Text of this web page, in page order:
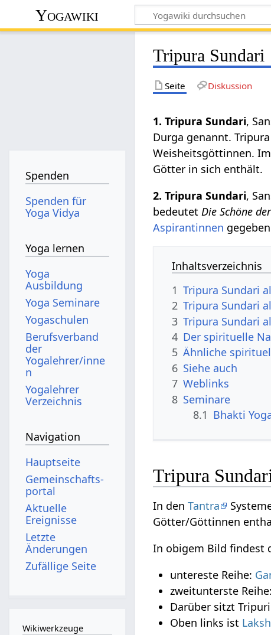
Yogawiki
Tripura Sundari
Seite Diskussion
1. Tripura Sundari,
Durga genannt.
Weisheitsgöttinnen.
Götter in sich enthält.
2. Tripura Sundari,
bedeutet Die Schöne
Aspirantinnen
Inhaltsverzeichnis
1 Tripura Sundari
2 Tripura Sundari
3 Tripura Sundari
4 Der spirituelle
5 Ähnliche
6 Siehe auch
7 Weblinks
8 Seminare
8.1 Bhakti
Tripura
In denTantra
Götter/Göttinnen
In obigem Bild findest
untereste Reihe:
zweitunterste Reihe:
Darüber sitzt
Oben links ist
Spenden
Spenden für
Yoga Vidya
Yoga lernen
Yoga
Ausbildung
Yoga Seminare
Yogaschulen
Berufsverband
der
Yogalehrer/inne
n
Yogalehrer
Verzeichnis
Navigation
Hauptseite
Gemeinschafts­
portal
Aktuelle
Ereignisse
Letzte
Änderungen
Zufällige Seite
Wikiwerkzeuge